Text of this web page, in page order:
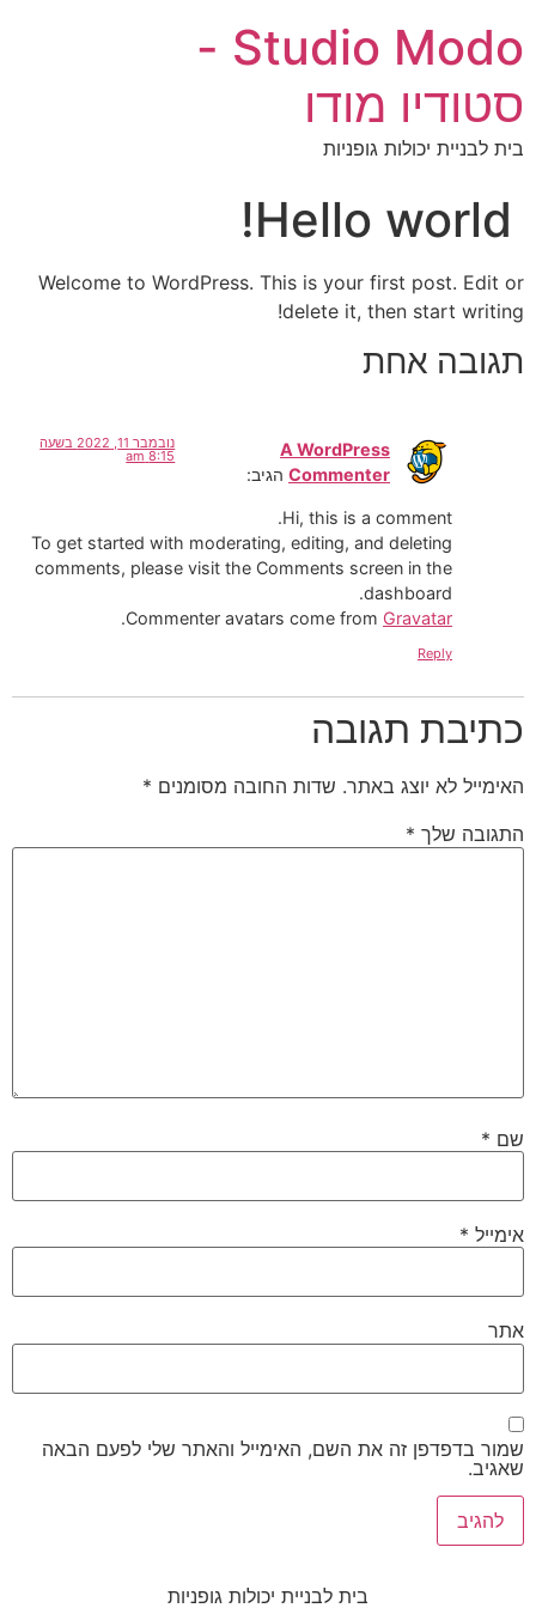
Studio Modo -
סטודיו מודו
בית לבניית יכולות גופניות
Hello world!
Welcome to WordPress. This is your first post. Edit or
delete it, then start writing!
תגובה אחת
A WordPress
Commenter הגיב:
נובמבר 11, 2022 בשעה
8:15 am
Hi, this is a comment.
To get started with moderating, editing, and deleting
comments, please visit the Comments screen in the
dashboard.
Commenter avatars come from Gravatar
.
Reply
כתיבת תגובה
האימייל לא יוצג באתר. שדות החובה מסומנים *
התגובה שלך *
שם *
אימייל *
אתר
שמור בדפדפן זה את השם, האימייל והאתר שלי לפעם הבאה
שאגיב.
בית לבניית יכולות גופניות